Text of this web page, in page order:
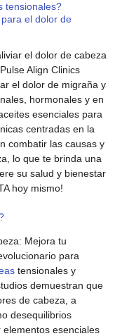
tensionales?
el dolor de
el dolor de cabeza
Align Clinics
el dolor de migraña y
hormonales y en
esenciales para
centradas en la
combatir las causas y
lo que te brinda una
su salud y bienestar
hoy mismo!
Mejora tu
para
tensionales y
demuestran que
de cabeza, a
desequilibrios
esenciales